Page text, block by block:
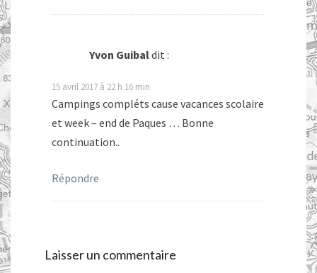
Yvon Guibaldit :
15 avril 2017 à 22 h 16 min
Campings compléts cause vacances scolaire
et week – end de Paques … Bonne
continuation..
Répondre
Laisser un commentaire